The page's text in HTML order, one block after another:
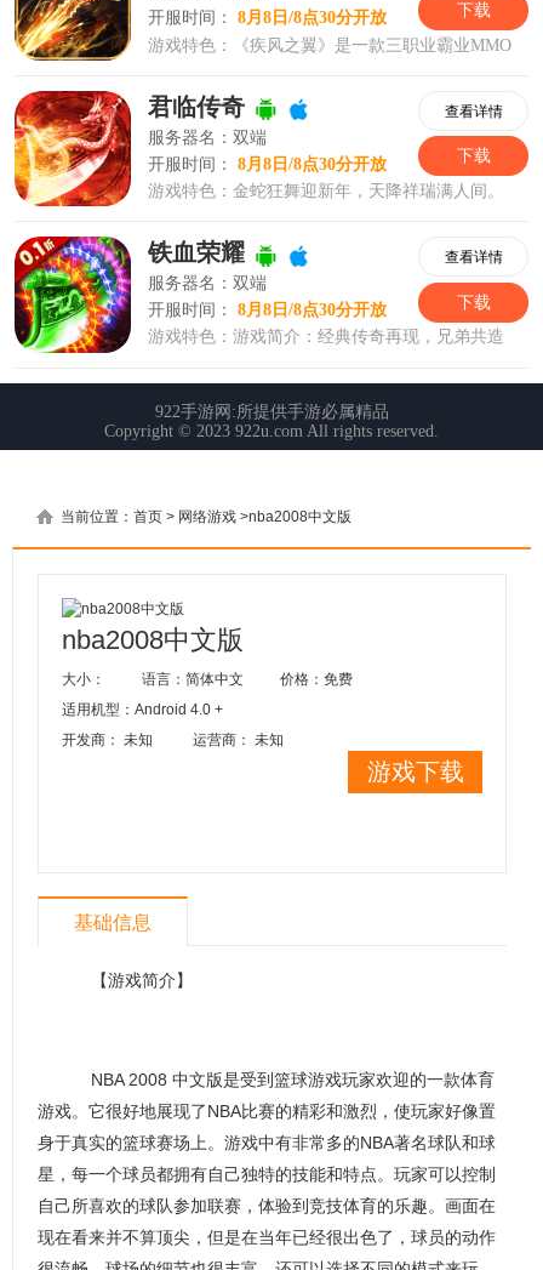
当前位置： 首页 > 网络游戏 >nba2008中文版
nba2008中文版
大小： 语言：简体中文
价格：免费
适用机型：Android 4.0 +
开发商： 未知
运营商： 未知
游戏下载
基础信息
【游戏简介】
NBA 2008 中文版是受到篮球游戏玩家欢迎的一款体育
游戏。它很好地展现了NBA比赛的精彩和激烈，使玩家好像置
身于真实的篮球赛场上。游戏中有非常多的NBA著名球队和球
星，每一个球员都拥有自己独特的技能和特点。玩家可以控制
自己所喜欢的球队参加联赛，体验到竞技体育的乐趣。画面在
现在看来并不算顶尖，但是在当年已经很出色了，球员的动作